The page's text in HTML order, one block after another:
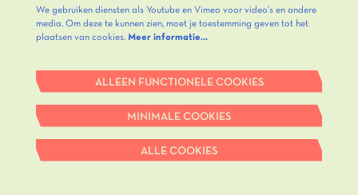
We gebruiken diensten als Youtube en Vimeo voor video's en andere
media. Om deze te kunnen zien, moet je toestemming geven tot het
plaatsen van cookies. Meer informatie…
ALLEEN FUNCTIONELE COOKIES
MINIMALE COOKIES
ALLE COOKIES